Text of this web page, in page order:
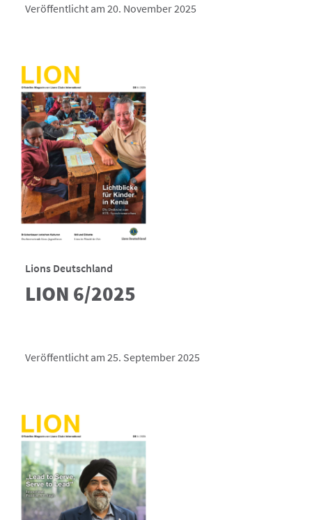
Veröffentlicht am 20. November 2025
Lions Deutschland
LION 6/2025
Veröffentlicht am 25. September 2025